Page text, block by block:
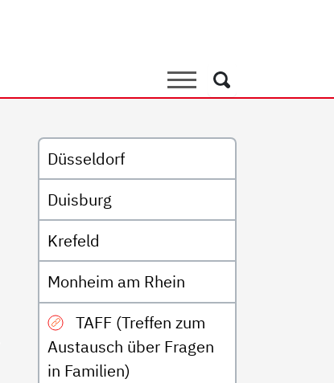
Suche
Suche
Untermenü
Düsseldorf
Duisburg
Krefeld
Monheim am Rhein
TAFF (Treffen zum
Austausch über Fragen
in Familien)